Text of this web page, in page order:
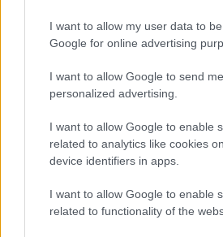
I want to allow my user data to
Google for online advertising
I want to allow Google to send me
personalized advertising.
I want to allow Google to enable
related to analytics like cookies
device identifiers in apps.
I want to allow Google to enable
related to functionality of the
μεγαλύτερη σύμμαχο της
της ΕΕ, εκφράζοντας την
αυτή η στήριξη θα
Όσον αφορά τις
Τουρκίας– Ιταλίας, ο
συναλλαγών τους
ευρώ. Η Ιταλία βρίσκεται
χωρών προς τις οποίες
Τουρκίακαι στην 5η θέση